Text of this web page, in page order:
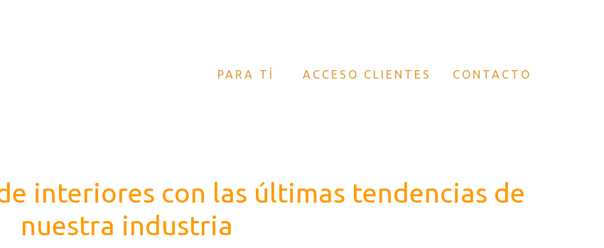
PARA TÍ ACCESO CLIENTES CONTACTO
interiores con las últimas tendencias de
nuestra industria